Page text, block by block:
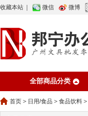
收藏本站 微信 微博
全部商品分类
首页 > 日用/食品 > 食品饮料 >